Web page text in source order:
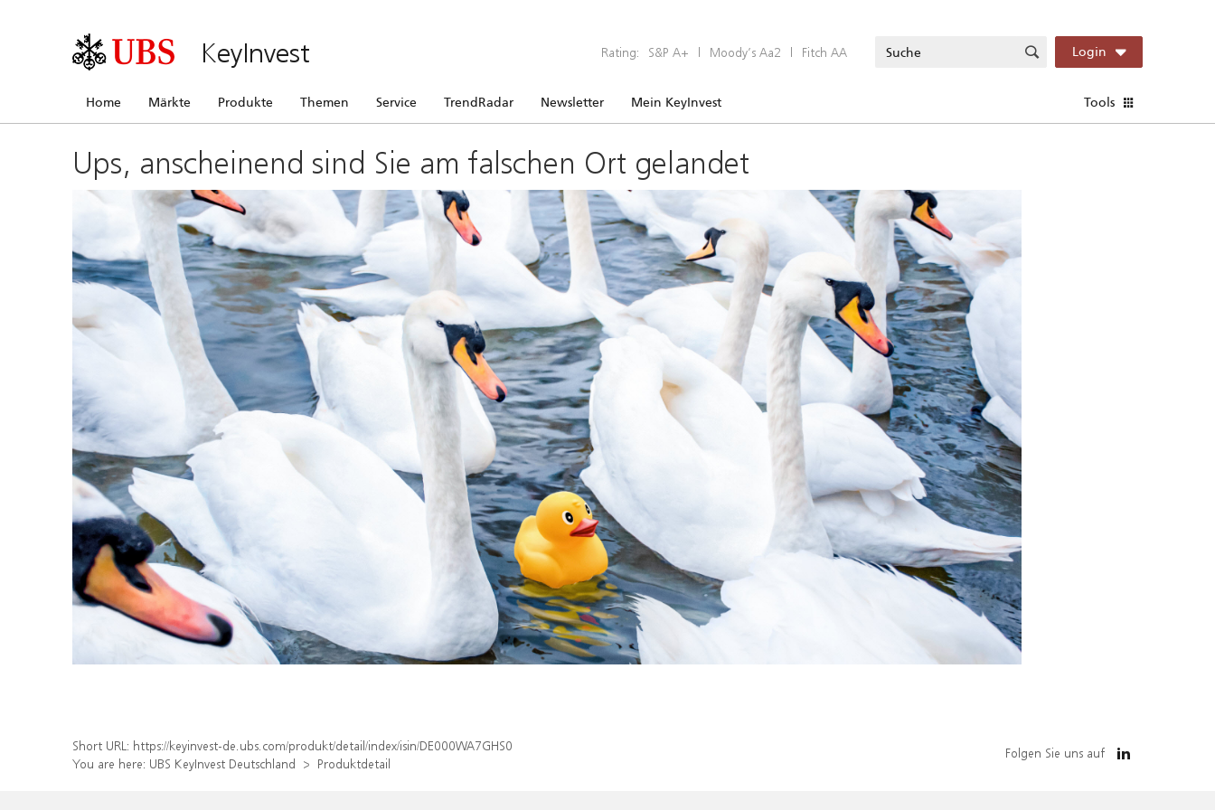
KeyInvest Rating: S&P A+ | Moody’s Aa2 | Fitch AA Login
Home Märkte Produkte Themen Service TrendRadar Newsletter Mein KeyInvest Tools
Ups, anscheinend sind Sie am falschen Ort gelandet
Short URL: https://keyinvest-de.ubs.com/produkt/detail/index/isin/DE000WA7GHS0
You are here: UBS KeyInvest Deutschland Produktdetail
Folgen Sie uns auf